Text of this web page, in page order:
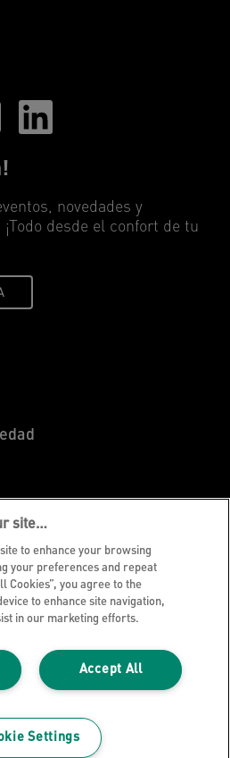
novedades y
desde el confort de tu
de envases
site…
to enhance your browsing
your preferences and repeat
Cookies”, you agree to the
to enhance site navigation,
in our marketing efforts.
Accept All
Settings